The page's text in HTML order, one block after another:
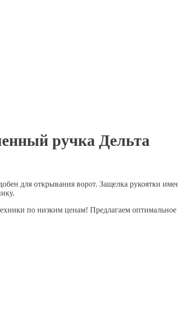
ручка Дельта
для открывания ворот. Защелка рукоятки
по низким ценам! Предлагаем